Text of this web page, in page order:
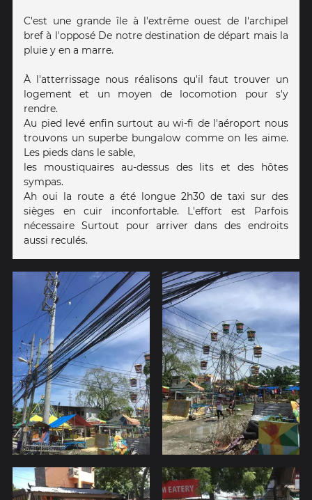
C'est une grande île à l'extrême ouest de l'archipel
bref à l'opposé De notre destination de départ mais la
pluie y en a marre.
À l'atterrissage nous réalisons qu'il faut trouver un
logement et un moyen de locomotion pour s'y
rendre.
Au pied levé enfin surtout au wi-fi de l'aéroport nous
trouvons un superbe bungalow comme on les aime.
Les pieds dans le sable,
les moustiquaires au-dessus des lits et des hôtes
sympas.
Ah oui la route a été longue 2h30 de taxi sur des
sièges en cuir inconfortable. L'effort est Parfois
nécessaire Surtout pour arriver dans des endroits
aussi reculés.